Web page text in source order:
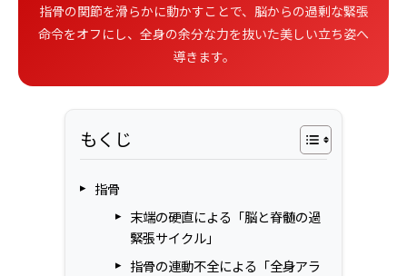
指骨の関節を滑らかに動かすことで、脳からの過剰な緊張
命令をオフにし、全身の余分な力を抜いた美しい立ち姿へ
導きます。
もくじ
指骨
末端の硬直による「脳と脊髄の過
緊張サイクル」
指骨の連動不全による「全身アラ